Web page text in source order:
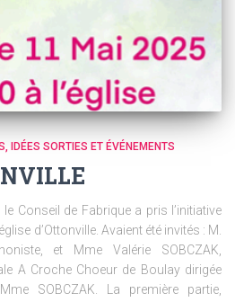
IDÉES SORTIES ET ÉVÉNEMENTS
Conseil de Fabrique a pris l’initiative
d’Ottonville. Avaient été invités : M.
et Mme Valérie SOBCZAK,
A Croche Choeur de Boulay dirigée
SOBCZAK. La première partie,